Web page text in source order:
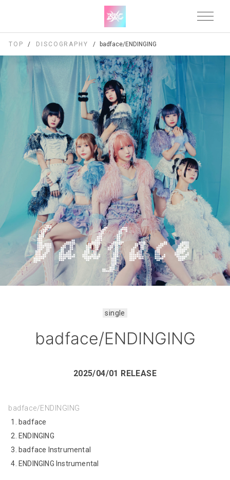
TOP DISCOGRAPHY badface/ENDINGING
single
badface/ENDINGING
2025/04/01 RELEASE
badface/ENDINGING
badface
ENDINGING
badface Instrumental
ENDINGING Instrumental